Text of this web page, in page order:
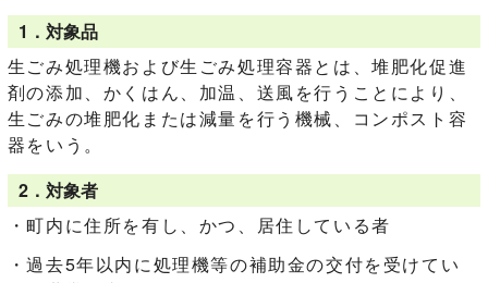
1．対象品
生ごみ処理機および生ごみ処理容器とは、堆肥化促進
剤の添加、かくはん、加温、送風を行うことにより、
生ごみの堆肥化または減量を行う機械、コンポスト容
器をいう。
2．対象者
・町内に住所を有し、かつ、居住している者
・過去5年以内に処理機等の補助金の交付を受けてい